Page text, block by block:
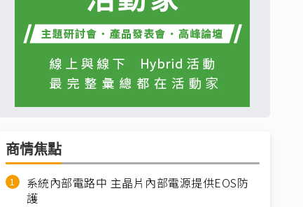
商情焦點
系統內部電路中 主晶片內部電源提供EOS防
護